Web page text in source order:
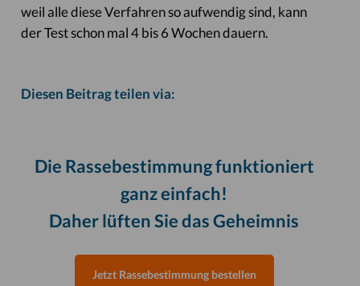
weil alle diese Verfahren so aufwendig sind, kann
der Test schon mal 4 bis 6 Wochen dauern.
Diesen Beitrag teilen via:
Die Rassebestimmung funktioniert
ganz einfach!
Daher lüften Sie das Geheimnis
Jetzt Rassebestimmung bestellen